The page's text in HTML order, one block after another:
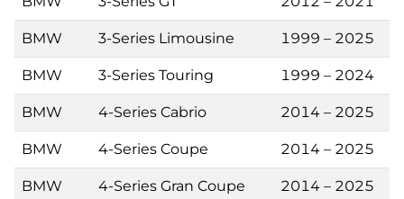
BMW 3-Series Limousine 1999 – 2025
BMW 3-Series Touring 1999 – 2024
BMW 4-Series Cabrio 2014 – 2025
BMW 4-Series Coupe 2014 – 2025
BMW 4-Series Gran Coupe 2014 – 2025